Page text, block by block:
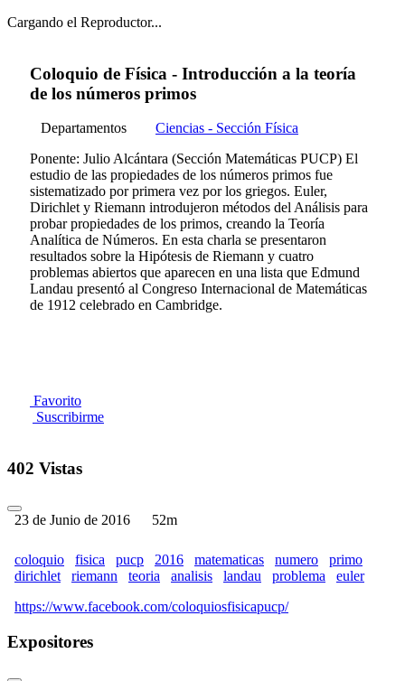
Cargando el Reproductor...
Coloquio de Física - Introducción a la teoría
de los números primos
Departamentos
Ciencias - Sección Física
Ponente: Julio Alcántara (Sección Matemáticas PUCP) El
estudio de las propiedades de los números primos fue
sistematizado por primera vez por los griegos. Euler,
Dirichlet y Riemann introdujeron métodos del Análisis para
probar propiedades de los primos, creando la Teoría
Analítica de Números. En esta charla se presentaron
resultados sobre la Hipótesis de Riemann y cuatro
problemas abiertos que aparecen en una lista que Edmund
Landau presentó al Congreso Internacional de Matemáticas
de 1912 celebrado en Cambridge.
Favorito
Suscribirme
402 Vistas
23 de Junio de 2016 52m
coloquio fisica pucp 2016 matematicas numero
primo
dirichlet
riemann teoria analisis landau problema
euler
https://www.facebook.com/coloquiosfisicapucp/
Expositores